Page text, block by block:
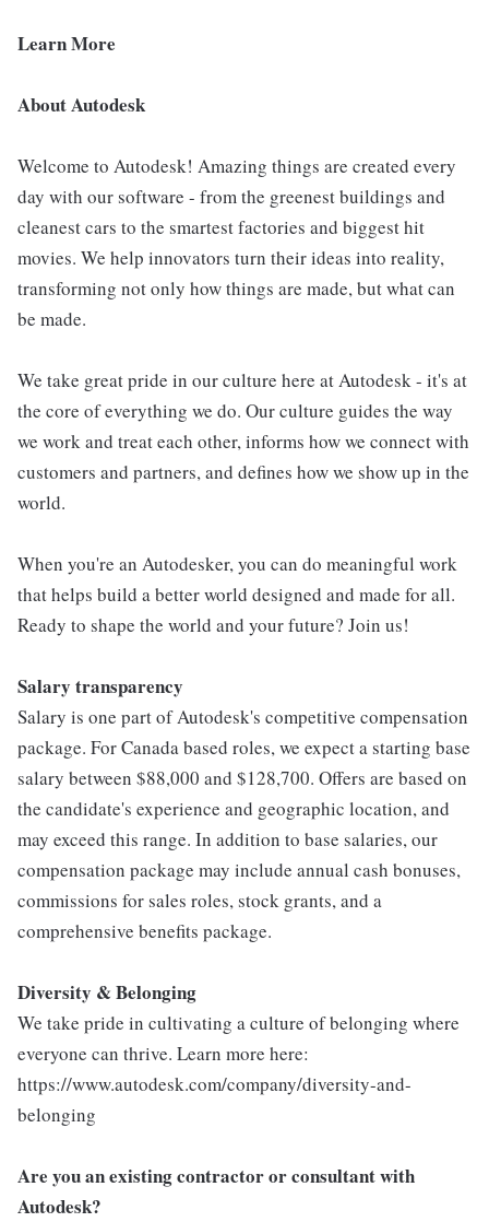
Learn More
About Autodesk
Welcome to Autodesk! Amazing things are created every
day with our software - from the greenest buildings and
cleanest cars to the smartest factories and biggest hit
movies. We help innovators turn their ideas into reality,
transforming not only how things are made, but what can
be made.
We take great pride in our culture here at Autodesk - it's at
the core of everything we do. Our culture guides the way
we work and treat each other, informs how we connect with
customers and partners, and defines how we show up in the
world.
When you're an Autodesker, you can do meaningful work
that helps build a better world designed and made for all.
Ready to shape the world and your future? Join us!
Salary transparency
Salary is one part of Autodesk's competitive compensation
package. For Canada based roles, we expect a starting base
salary between $88,000 and $128,700. Offers are based on
the candidate's experience and geographic location, and
may exceed this range. In addition to base salaries, our
compensation package may include annual cash bonuses,
commissions for sales roles, stock grants, and a
comprehensive benefits package.
Diversity & Belonging
We take pride in cultivating a culture of belonging where
everyone can thrive. Learn more here:
https://www.autodesk.com/company/diversity-and-
belonging
Are you an existing contractor or consultant with
Autodesk?